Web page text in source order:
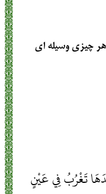
هر چيزى وسيله‏ اى
تَغْرُبُ فِي عَيْنٍ